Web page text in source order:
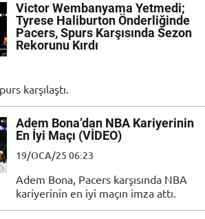
Victor Wembanyama Yetmedi;
Tyrese Haliburton Önderliğinde
Pacers, Spurs Karşısında Sezon
Rekorunu Kırdı
karşılaştı.
Adem Bona’dan NBA Kariyerinin
En İyi Maçı (VİDEO)
19/OCA/25 06:23
Adem Bona, Pacers karşısında NBA
kariyerinin en iyi maçın imza attı.